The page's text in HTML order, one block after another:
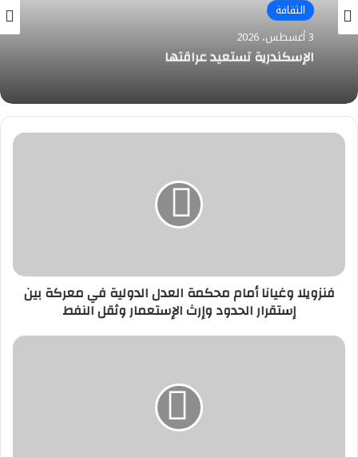
الثقافة
3 أغسطس، 2026
2 أغسطس، 2026
الأرشيف والمكتبة الوطنية يعيد هيكلة مجلة
“ليوا” ويفتح باب المشاركة في عدد خاص عن تاريخ
وتراث وثقافة الإمارات
فنزويلا
بين
إستقرار
الإستعمار
فنزويلا وغيانا أمام محكمة العدل الدولية في معركة بين
إستقرار الحدود وإرث الإستعمار وثقل النفط
الاتحاد